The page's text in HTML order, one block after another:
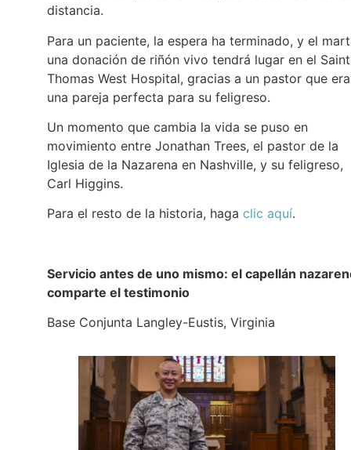
distancia.
Para un paciente, la espera ha terminado, y el
una donación de riñón vivo tendrá lugar en el Saint
Thomas West Hospital, gracias a un pastor que era
una pareja perfecta para su feligreso.
Un momento que cambia la vida se puso en
movimiento entre Jonathan Trees, el pastor de la
Iglesia de la Nazarena en Nashville, y su feligreso,
Carl Higgins.
Para el resto de la historia, haga clic aquí.
Servicio antes de uno mismo: el capellán
comparte el testimonio
Base Conjunta Langley-Eustis, Virginia